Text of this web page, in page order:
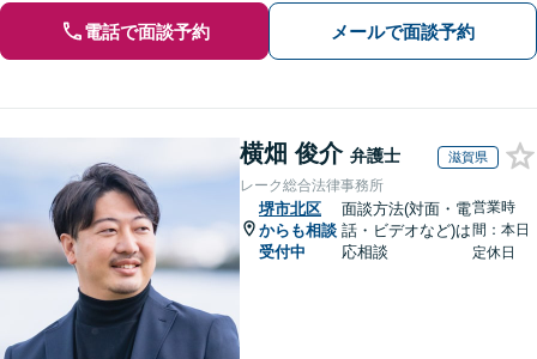
電話で面談予約 メールで面談予約
横畑 俊介 弁護士 滋賀県
レーク総合法律事務所
堺市北区
からも相談
受付中
面談方法(対面・電
話・ビデオなど)は
応相談
営業時
間：本日
定休日